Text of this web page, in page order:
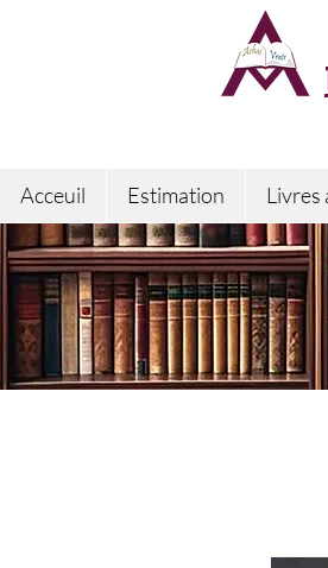
Acceuil Estimation Livres